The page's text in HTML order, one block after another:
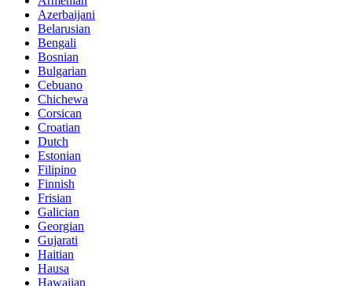
Azerbaijani
Belarusian
Bengali
Bosnian
Bulgarian
Cebuano
Chichewa
Corsican
Croatian
Dutch
Estonian
Filipino
Finnish
Frisian
Galician
Georgian
Gujarati
Haitian
Hausa
Hawaiian